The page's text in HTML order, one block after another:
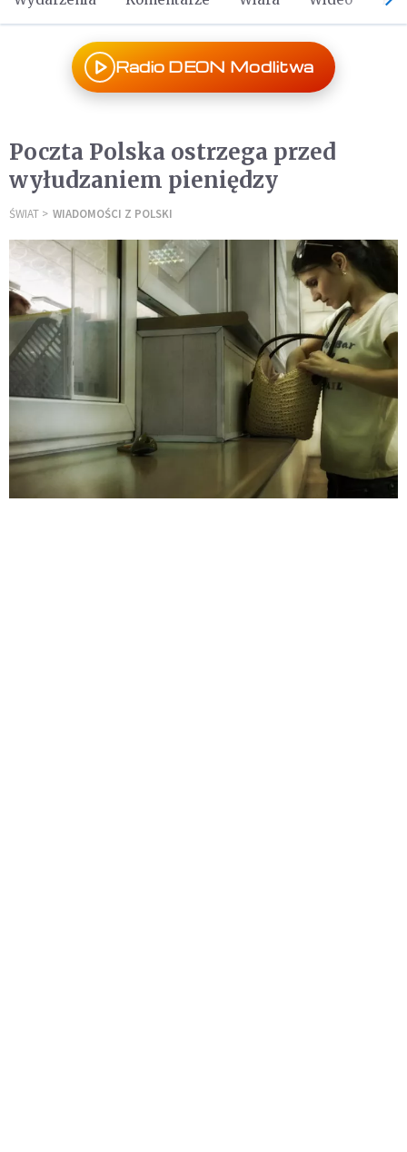
Radio DEON Modlitwa
Poczta Polska ostrzega przed
wyłudzaniem pieniędzy
ŚWIAT WIADOMOŚCI Z POLSKI